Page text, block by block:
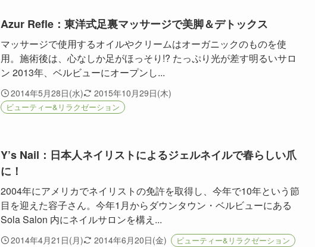
Azur Refle：東洋式足裏マッサージで美脚＆デトックス
マッサージで使用するオイルやクリームはオーガニックのものを使
用。施術後は、心なしか足がほっそり!? たっぷり光が差す明るいサロ
ン 2013年、ベルビューにオープンし...
2014年5月28日(水) 2015年10月29日(木)
ビューティー&リラクゼーション
Y’s Nail：日本人ネイリストによるジェルネイルで春らしい爪
に！
2004年にアメリカでネイリストの免許を取得し、今年で10年という節
目を迎えた容子さん。今年1月からダウンタウン・ベルビューにある
Sola Salon 内にネイルサロンを構え...
2014年4月21日(月) 2014年6月20日(金) ビューティー&リラクゼーション